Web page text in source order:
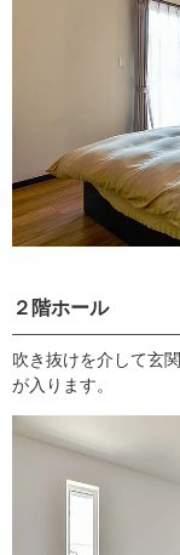
２階ホール
吹き抜けを介して玄
が入ります。